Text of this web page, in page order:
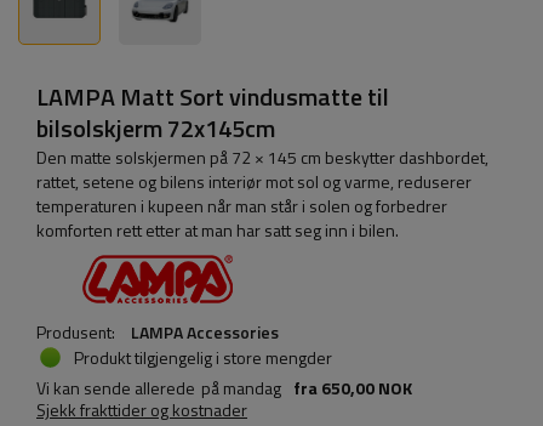
LAMPA Matt Sort vindusmatte til
bilsolskjerm 72x145cm
Den matte solskjermen på 72 × 145 cm beskytter dashbordet,
rattet, setene og bilens interiør mot sol og varme, reduserer
temperaturen i kupeen når man står i solen og forbedrer
komforten rett etter at man har satt seg inn i bilen.
Produsent:
LAMPA Accessories
Produkt tilgjengelig i store mengder
Vi kan sende allerede på mandag fra650,00 NOK
Sjekk frakttider og kostnader